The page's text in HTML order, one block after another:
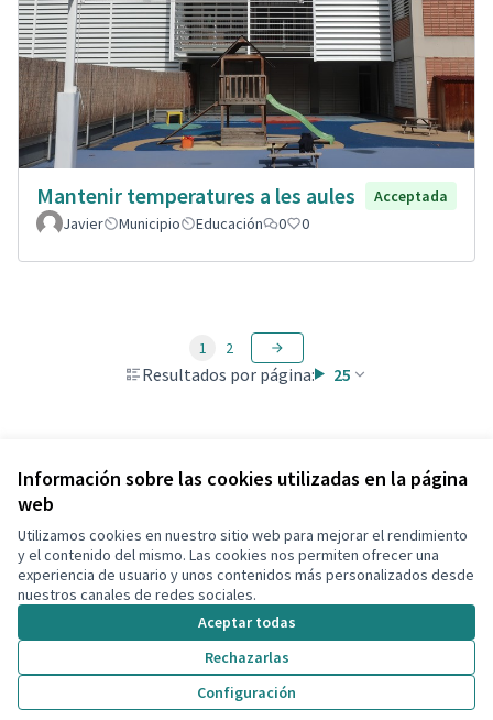
Información sobre las cookies utilizadas en la página
web
Utilizamos cookies en nuestro sitio web para mejorar el rendimiento
y el contenido del mismo. Las cookies nos permiten ofrecer una
experiencia de usuario y unos contenidos más personalizados desde
nuestros canales de redes sociales.
Aceptar todas
Rechazarlas
Configuración
Mantenir temperatures a les aules
Acceptada
Javier
Municipio Educación 0 0
Resultados por página: 25
1 2
Ver todas las propuestas retiradas
Términos y condiciones de uso
Configuración de cookies
Decidim Calafell en X
(Enlace externo)
Decidim Calafell en Facebook
Decidim Calafell en YouTube
Decidim Calafell en GitHub
(Enlace externo)
Web creada consoftware libre .
Con licencia
(Enlace